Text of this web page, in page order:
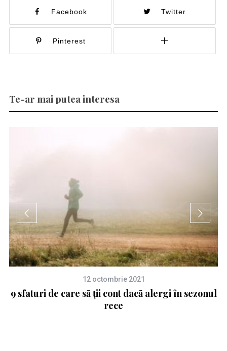
Facebook Twitter
Pinterest
Te-ar mai putea interesa
12 octombrie 2021
9 sfaturi de care să ții cont dacă alergi în sezonul
rece